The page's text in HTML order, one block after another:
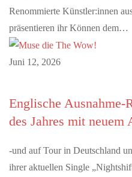
Renommierte Künstler:innen
präsentieren ihr Können dem…
Juni 12, 2026
Englische Ausnahme-
des Jahres mit neuem
-und auf Tour in Deutschland
ihrer aktuellen Single